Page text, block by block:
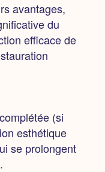
avantages,
du
efficace de
(si
esthétique
se prolongent